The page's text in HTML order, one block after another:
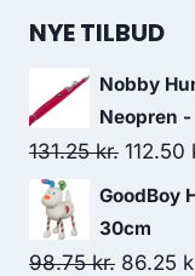
NYE TILBUD
Nobby
Neopren
131.25kr. Den
pris
var:
112.50
GoodBoy
30cm
98.75kr. Den
86.25